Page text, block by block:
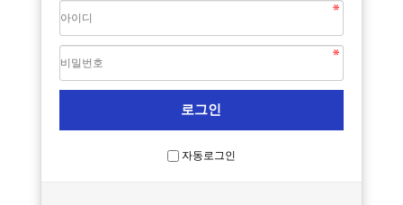
자동로그인